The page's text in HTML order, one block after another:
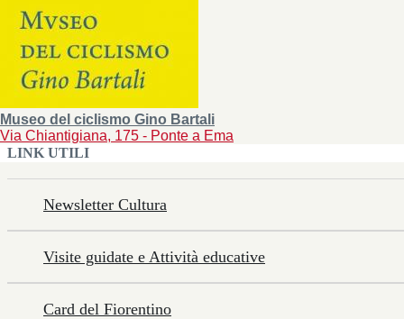
Museo del ciclismo Gino Bartali
Via Chiantigiana, 175 - Ponte a Ema
LINK UTILI
Newsletter Cultura
Visite guidate e Attività educative
Card del Fiorentino